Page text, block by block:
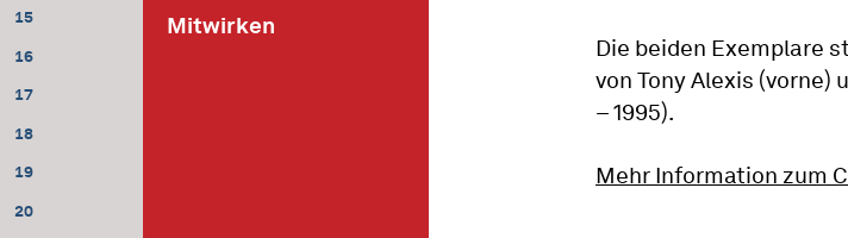
15
16
17
18
19
20
Mitwirken
Die beiden Exemplare
von Tony Alexis (vorne)
– 1995).
Mehr Information zum